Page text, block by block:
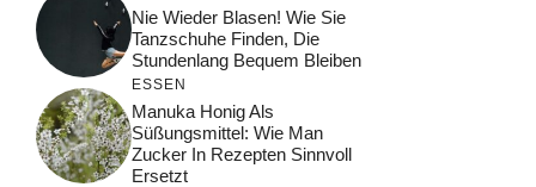
Nie Wieder Blasen! Wie Sie
Tanzschuhe Finden, Die
Stundenlang Bequem Bleiben
ESSEN
Manuka Honig Als
Süßungsmittel: Wie Man
Zucker In Rezepten Sinnvoll
Ersetzt